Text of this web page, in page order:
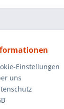
Einstellungen
uns